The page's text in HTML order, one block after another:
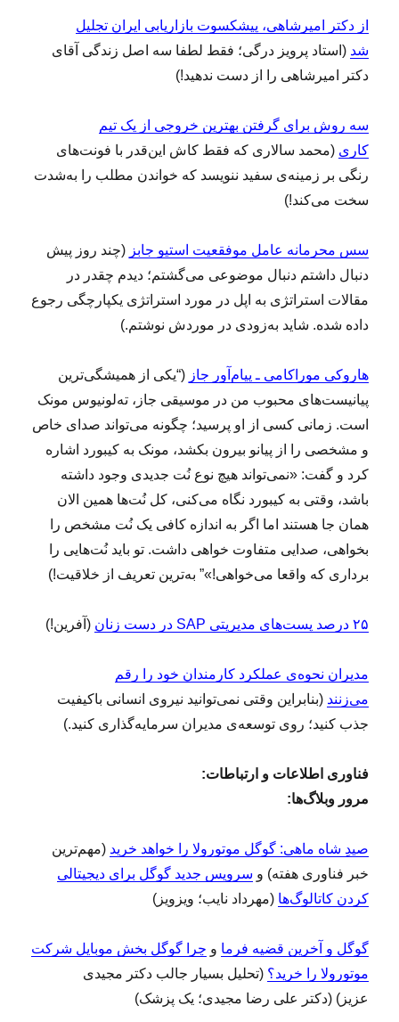
از دکتر امیرشاهی، پیشکسوت بازاریابی ایران تجلیل
شد (استاد پرویز درگی؛ فقط لطفا سه اصل زندگی آقای
دکتر امیرشاهی را از دست ندهید!)
سه روش برای گرفتن بهترین خروجی از یک تیم
کاری (محمد سالاری که فقط کاش این‌قدر با فونت‌های
رنگی بر زمینه‌ی سفید ننویسد که خواندن مطلب را به‌شدت
سخت می‌کند!)
سس محرمانه عامل موفقعیت استیو جابز (چند روز پیش
دنبال داشتم دنبال موضوعی می‌گشتم؛ دیدم چقدر در
مقالات استراتژی به اپل در مورد استراتژی یکپارچگی رجوع
داده شده. شاید به‌زودی در موردش نوشتم.)
هاروکی موراکامی ـ پیام‌آور جاز (“یکی از همیشگی‌ترین
پیانیست‌های محبوب من در موسیقی جاز، ته‌لونیوس مونک
است. زمانی کسی از او پرسید؛ چگونه می‌تواند صدای خاص
و مشخصی را از پیانو بیرون بکشد، مونک به کیبورد اشاره
کرد و گفت: «نمی‌تواند هیچ نوع نُت جدیدی وجود داشته
باشد، وقتی به کیبورد نگاه می‌کنی، کل نُت‌ها همین الان
همان جا هستند اما اگر به اندازه کافی یک نُت مشخص را
بخواهی، صدایی متفاوت خواهی داشت. تو باید نُت‌هایی را
برداری که واقعا می‌خواهی!»” به‌ترین تعریف از خلاقیت!)
۲۵ درصد پست‌های مدیریتی SAP در دست زنان (آفرین!)
مدیران نحوه‌ی عملکرد کارمندان خود را رقم
می‌زنند (بنابراین وقتی نمی‌توانید نیروی انسانی باکیفیت
جذب کنید؛ روی توسعه‌ی مدیران سرمایه‌گذاری کنید.)
فناوری اطلاعات و ارتباطات:
مرور وبلاگ‌ها:
صیدِ شاه ماهی: گوگل موتورولا را خواهد خرید (مهم‌ترین
خبر فناوری هفته) و سرویس جدید گوگل برای دیجیتالی
کردن کاتالوگ‌ها (مهرداد نایب؛ ویزویز)
گوگل و آخرین قضیه فرما و چرا گوگل بخش موبایل شرکت
موتورولا را خرید؟ (تحلیل بسیار جالب دکتر مجیدی
عزیز) (دکتر علی رضا مجیدی؛ یک پزشک)